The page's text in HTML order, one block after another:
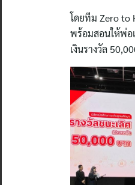
โดยทีม Zero to
พร้อมสอนให้พ่อ
เงินรางวัล